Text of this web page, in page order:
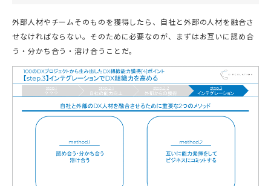
外部人材やチームそのものを獲得したら、自社と外部の人材を融合さ
せなければならない。そのために必要なのが、まずはお互いに認め合
う・分かち合う・溶け合うことだ。